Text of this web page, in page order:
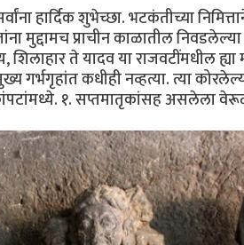
हार्दिक शुभेच्छा. भटकंतीच्या
मुद्दामच प्राचीन काळातील
शिलाहार ते यादव या राजवटींमधील
कधीही नव्हत्या. त्या
१. सप्तमातृकांसह असलेला